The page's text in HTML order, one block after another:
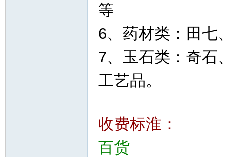
等
6、药材类：田七
7、玉石类：奇石
工艺品。
收费标淮：
百货